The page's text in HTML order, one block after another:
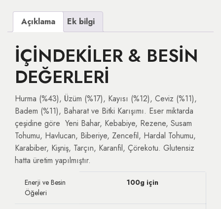
Açıklama Ek bilgi
İÇİNDEKİLER & BESİN
DEĞERLERİ
Hurma (%43), Üzüm (%17), Kayısı (%12), Ceviz (%11),
Badem (%11), Baharat ve Bitki Karışımı. Eser miktarda
çeşidine göre Yeni Bahar, Kebabiye, Rezene, Susam
Tohumu, Havlucan, Biberiye, Zencefil, Hardal Tohumu,
Karabiber, Kişniş, Tarçın, Karanfil, Çörekotu. Glutensiz
hatta üretim yapılmıştır.
Enerji ve Besin
Öğeleri
100g için